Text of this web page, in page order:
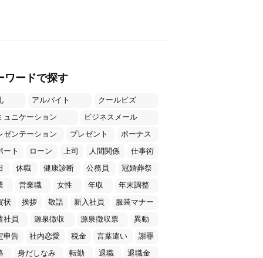
ワードで探す
アルバイト
クールビズ
ュニケーション
ビジネスメール
ゼンテーション
プレゼント
ボーナス
ート
ローン 上司 人間関係
仕事術
休職 健康診断 公務員
冠婚葬祭
営業職 女性 年収
年末調整
状
挨拶 敬語 新入社員
服装マナー
社員
源泉徴収 源泉徴収票
異動
申告
社内恋愛 税金 言葉遣い
謝罪
身だしなみ 転勤 退職
退職金